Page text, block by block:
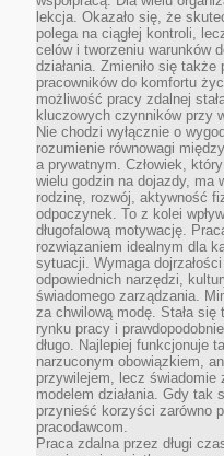
lekcja. Okazało się, że
polega na ciągłej kontroli,
celów i tworzeniu warunków
działania. Zmieniło się także
pracowników do komfortu
możliwość pracy zdalnej
kluczowych czynników przy
Nie chodzi wyłącznie o
rozumienie równowagi
a prywatnym. Człowiek,
wielu godzin na dojazdy, ma
rodzinę, rozwój, aktywność
odpoczynek. To z kolei
długofalową motywację.
rozwiązaniem idealnym dla
sytuacji. Wymaga
odpowiednich narzędzi,
świadomego zarządzania.
za chwilową modę. Stała się
rynku pracy i
długo. Najlepiej funkcjonuje
narzuconym obowiązkiem,
przywilejem, lecz świadomie
modelem działania. Gdy tak
przynieść korzyści zarówno
pracodawcom.
Praca zdalna przez długi